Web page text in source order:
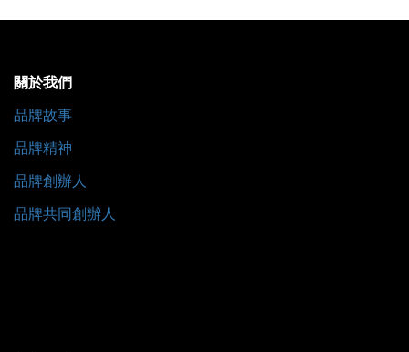
關於我們
品牌故事
品牌精神
品牌創辦人
品牌共同創辦人